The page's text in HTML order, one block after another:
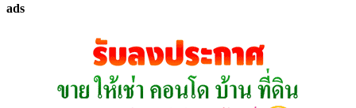
ที่
ads